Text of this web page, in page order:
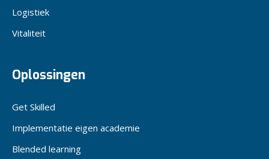
Logistiek
Vitaliteit
Oplossingen
Get Skilled
Implementatie eigen academie
Blended learning